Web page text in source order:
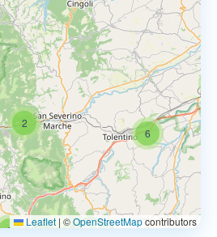
2
2
6
Leaflet | ©OpenStreetMapcontributors